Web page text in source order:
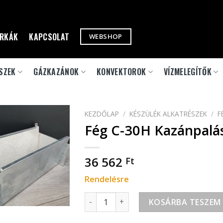
KAPCSOLAT WEBSHOP
GÁZKAZÁNOK KONVEKTOROK VÍZMELEGÍTŐK
KEZDŐLAP / KÉSZÜLÉK ALKATRÉSZEK /
Fég C-30H
36 562 Ft
Rendelésre
Fég C-30H Kazánpalást mennyiség
KOSÁRBA TESZEM